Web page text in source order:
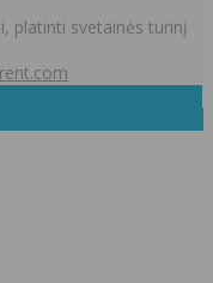
platinti svetainės turinį